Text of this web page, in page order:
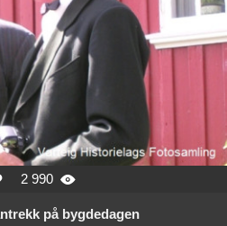
2 990 
på bygdedagen